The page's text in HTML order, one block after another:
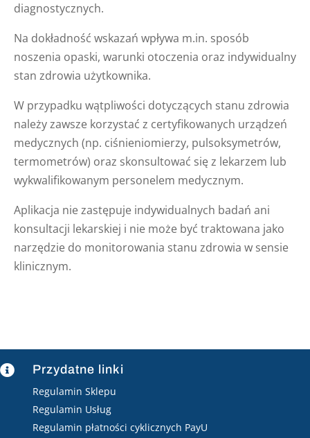
diagnostycznych.
Na dokładność wskazań wpływa m.in. sposób
noszenia opaski, warunki otoczenia oraz indywidualny
stan zdrowia użytkownika.
W przypadku wątpliwości dotyczących stanu zdrowia
należy zawsze korzystać z certyfikowanych urządzeń
medycznych (np. ciśnieniomierzy, pulsoksymetrów,
termometrów) oraz skonsultować się z lekarzem lub
wykwalifikowanym personelem medycznym.
Aplikacja nie zastępuje indywidualnych badań ani
konsultacji lekarskiej i nie może być traktowana jako
narzędzie do monitorowania stanu zdrowia w sensie
klinicznym.
 Przydatne linki
Regulamin Sklepu
Regulamin Usług
Regulamin płatności cyklicznych PayU